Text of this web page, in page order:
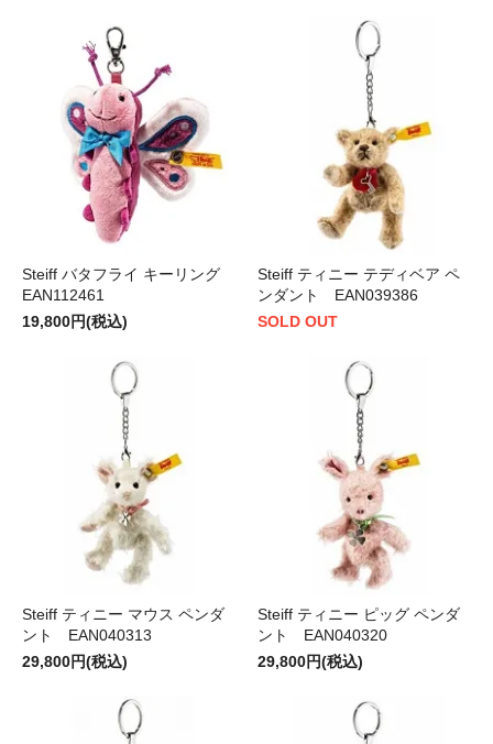
Steiff バタフライ キーリング
EAN112461
19,800円(税込)
Steiff ティニー テディベア ペ
ンダント EAN039386
SOLD OUT
Steiff ティニー マウス ペンダ
ント EAN040313
29,800円(税込)
Steiff ティニー ピッグ ペンダ
ント EAN040320
29,800円(税込)